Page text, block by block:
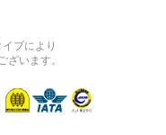
プにより
ざいます。